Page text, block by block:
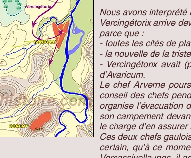
Nous avons interprété
Vercingétorix arrive
parce que :
- toutes les cités de
- la nouvelle de la
- Vercingétorix avait
d’Avaricum.
Le chef Arverne
conseil des chefs
organise l’évacuation
son campement
le charge d’en
Ces deux chefs
certain, qu’à ce